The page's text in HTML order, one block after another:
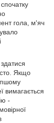
гола, м'яч
Якщо
вимагається
-